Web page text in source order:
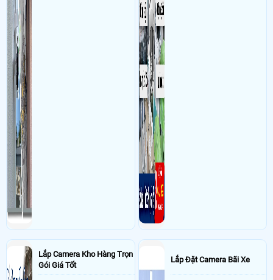
- Khách Lắp Camera A. Tiến
Địa điểm lăp đặt camera 54 Dương Khuê
phường hiệp tân quận tân phú Sử dụng
Dịch vụ camera quan sát
ghi: KX -A8128N2 -VN, ổ cứng 1T kiệt phát
Lắp Camera Kho Hàng Trọn
Gói Giá Tốt
Lắp Đặt Camera Bãi Xe